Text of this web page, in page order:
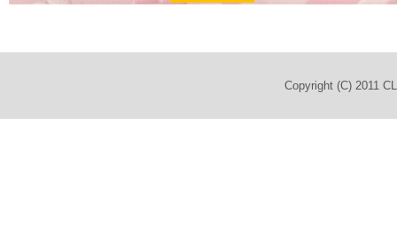
Copyright (C) 2011